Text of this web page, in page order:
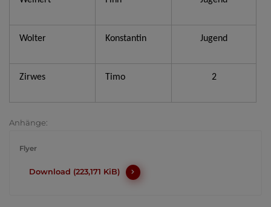
Wolter Konstantin Jugend
Zirwes Timo 2
Anhänge:
Flyer
Download (223,171 KiB)